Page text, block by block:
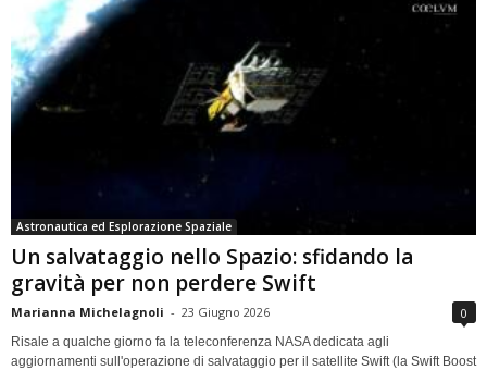
Astronautica ed Esplorazione Spaziale
Un salvataggio nello Spazio: sfidando la
gravità per non perdere Swift
Marianna Michelagnoli - 23 Giugno 2026 0
Risale a qualche giorno fa la teleconferenza NASA dedicata agli
aggiornamenti sull'operazione di salvataggio per il satellite Swift (la Swift Boost